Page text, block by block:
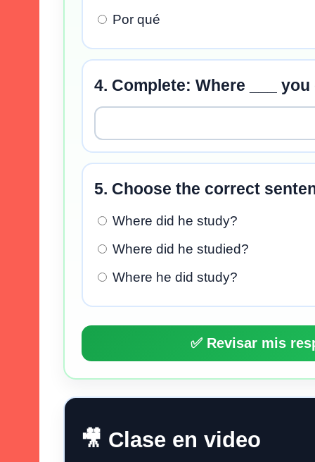
Por qué
4. Complete: Where ___
5. Choose the correct
Where did he study?
Where did he studied?
Where he did study?
✅ Revisar mis
🎥 Clase en video